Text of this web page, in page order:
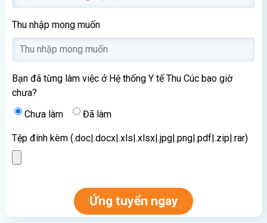
Thu nhập mong muốn
Bạn đã từng làm việc ở Hệ thống Y tế Thu Cúc bao giờ
chưa?
Chưa làm
Đã làm
Tệp đính kèm (.doc|.docx|.xls|.xlsx|.jpg|.png|.pdf|.zip|.rar)